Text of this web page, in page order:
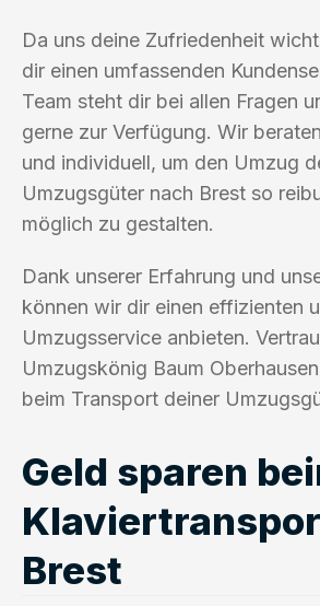
Da uns deine Zufriedenheit
dir einen umfassenden
Team steht dir bei allen Fragen
gerne zur Verfügung. Wir
und individuell, um den Umzug
Umzugsgüter nach Brest so
möglich zu gestalten.
Dank unserer Erfahrung und
können wir dir einen effizienten
Umzugsservice anbieten.
Umzugskönig Baum
beim Transport deiner
Geld sparen
Brest